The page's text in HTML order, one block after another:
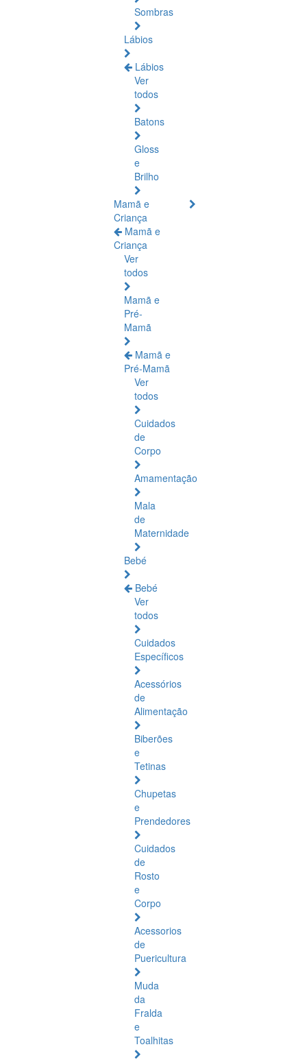
Sombras
Lábios
Lábios
Ver
todos
Batons
Gloss
e
Brilho
Mamã e
Criança
Mamã e
Criança
Ver
todos
Mamã e
Pré-
Mamã
Mamã e
Pré-Mamã
Ver
todos
Cuidados
de
Corpo
Amamentação
Mala
de
Maternidade
Bebé
Bebé
Ver
todos
Cuidados
Específicos
Acessórios
de
Alimentação
Biberões
e
Tetinas
Chupetas
e
Prendedores
Cuidados
de
Rosto
e
Corpo
Acessorios
de
Puericultura
Muda
da
Fralda
e
Toalhitas